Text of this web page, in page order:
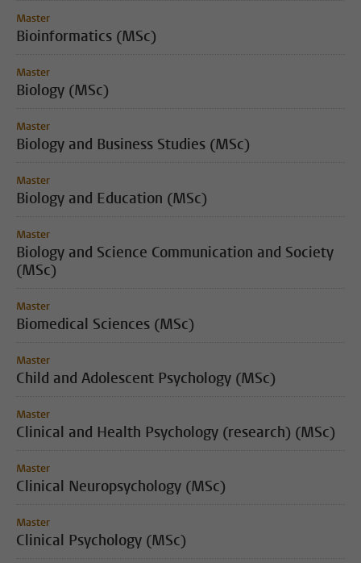
Master
Bioinformatics (MSc)
Master
Biology (MSc)
Master
Biology and Business Studies (MSc)
Master
Biology and Education (MSc)
Master
Biology and Science Communication and Society
(MSc)
Master
Biomedical Sciences (MSc)
Master
Child and Adolescent Psychology (MSc)
Master
Clinical and Health Psychology (research) (MSc)
Master
Clinical Neuropsychology (MSc)
Master
Clinical Psychology (MSc)